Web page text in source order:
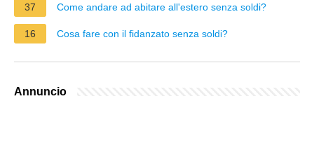
37 Come andare ad abitare all'estero senza soldi?
16 Cosa fare con il fidanzato senza soldi?
Annuncio